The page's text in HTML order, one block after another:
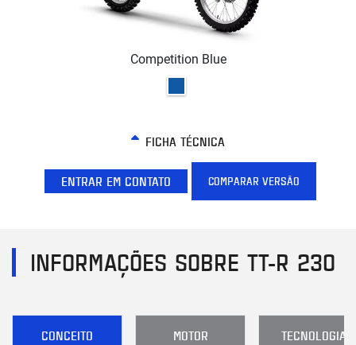
Competition Blue
FICHA TÉCNICA
ENTRAR EM CONTATO COMPARAR VERSÃO
INFORMAÇÕES SOBRE TT-R 230
CONCEITO MOTOR TECNOLOGIA